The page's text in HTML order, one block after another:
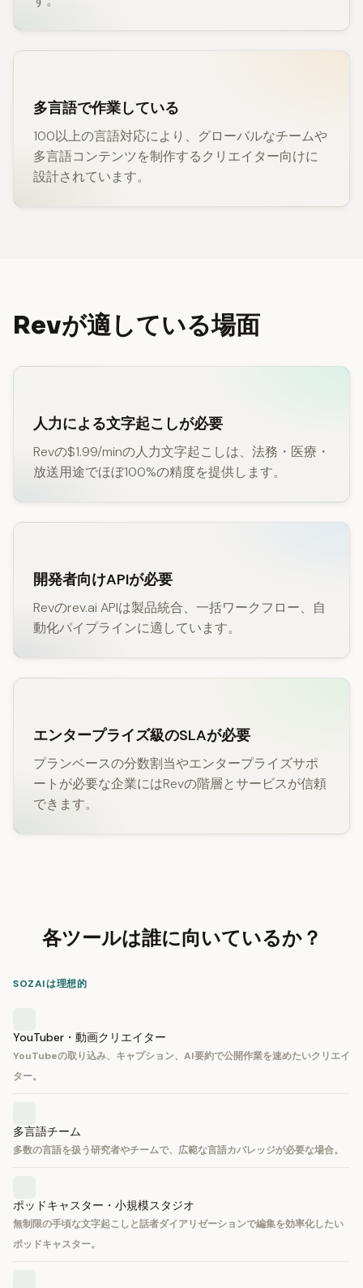
多言語で作業している
100以上の言語対応により、グローバルなチームや
多言語コンテンツを制作するクリエイター向けに
設計されています。
Revが適している場面
人力による文字起こしが必要
Revの$1.99/minの人力文字起こしは、法務・医療・
放送用途でほぼ100%の精度を提供します。
開発者向けAPIが必要
Revのrev.ai APIは製品統合、一括ワークフロー、自
動化パイプラインに適しています。
エンタープライズ級のSLAが必要
プランベースの分数割当やエンタープライズサポ
ートが必要な企業にはRevの階層とサービスが信頼
できます。
各ツールは誰に向いているか？
SOZAIは理想的
YouTuber・動画クリエイター
YouTubeの取り込み、キャプション、AI要約で公開作業を速めたいクリエイ
ター。
多言語チーム
多数の言語を扱う研究者やチームで、広範な言語カバレッジが必要な場合。
ポッドキャスター・小規模スタジオ
無制限の手頃な文字起こしと話者ダイアリゼーションで編集を効率化したい
ポッドキャスター。